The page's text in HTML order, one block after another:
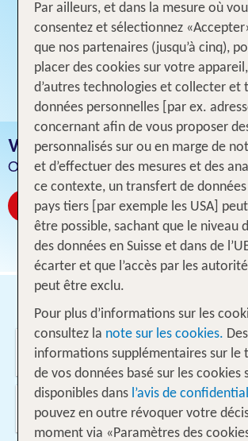
VACANCES
Offres pour 1 semaine vol inclus
Réservez à partir de CHF
Voyages
Voyages intervilles
% DEALS
Croisières
Véhicules
Où voulez-vous aller?
D'où?
Suisse
Par ailleurs, et dans la mesure où
consentez et sélectionnez
que nos partenaires (jusqu’à cinq),
placer des cookies sur votre
d’autres technologies et collecter et
données personnelles [par ex.
concernant afin de vous proposer
personnalisés sur ou en marge de
et d’effectuer des mesures et des
ce contexte, un transfert de données
pays tiers [par exemple les USA]
être possible, sachant que le niveau
des données en Suisse et dans de
écarter et que l’accès par les
peut être exclu.
Pour plus d’informations sur les
consultez la note sur les cookies. Des
informations supplémentaires sur le
de vos données basé sur les cookies
disponibles dans l’avis de
pouvez en outre révoquer votre
moment via «Paramètres des